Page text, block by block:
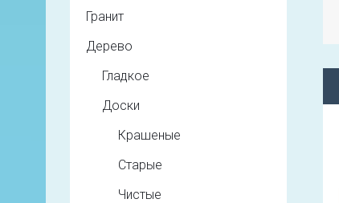
Гранит
Дерево
Гладкое
Доски
Крашеные
Старые
Чистые